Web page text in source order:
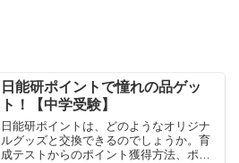
日能研ポイントで憧れの品ゲッ
ト！【中学受験】
日能研ポイントは、どのようなオリジナ
ルグッズと交換できるのでしょうか。育
成テストからのポイント獲得方法、ポイ